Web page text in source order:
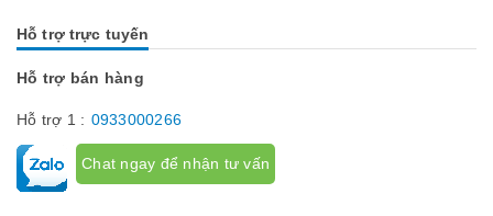
Hỗ trợ trực tuyến
Hỗ trợ bán hàng
Hỗ trợ 1 : 0933000266
Chat ngay để nhận tư vấn